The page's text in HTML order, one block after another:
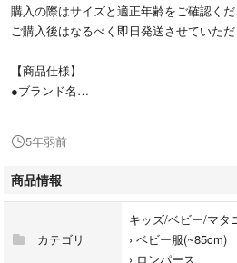
購入の際はサイズと適正年齢をご確認くだ
ご購入後はなるべく即日発送させていただ
【商品仕様】
●ブランド名
●商品名
スーパーマリオ ジュニア ONLINE限定
70サイズ 〜6か月 （首すわり期）
バスト62cm
5年弱前
商品情報
カテゴリ
キッズ/ベビー/マタ
› ベビー服(~85cm)
› ロンパース